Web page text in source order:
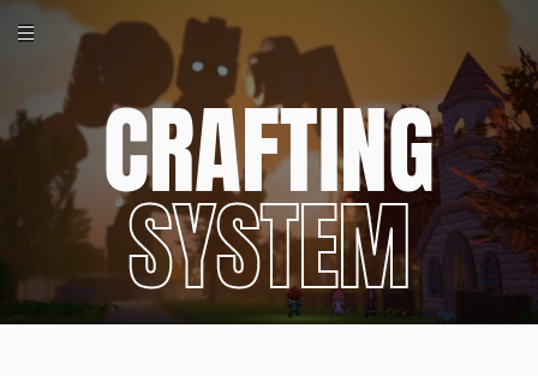
CRAFTING
SYSTEM